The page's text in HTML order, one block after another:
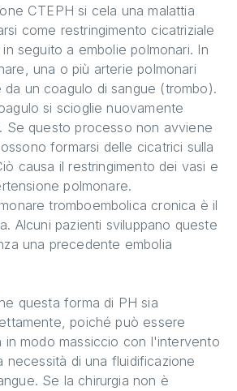
CTEPH si cela una malattia
come restringimento cicatriziale
seguito a embolie polmonari. In
una o più arterie polmonari
un coagulo di sangue (trombo).
si scioglie nuovamente
Se questo processo non avviene
formarsi delle cicatrici sulla
causa il restringimento dei vasi e
polmonare.
tromboembolica cronica è il
Alcuni pazienti sviluppano queste
una precedente embolia
questa forma di PH sia
poiché può essere
in modo massiccio con l'intervento
necessità di una fluidificazione
Se la chirurgia non è